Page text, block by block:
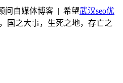
问自媒体博客 | 希望武汉seo优
国之大事，生死之地，存亡之